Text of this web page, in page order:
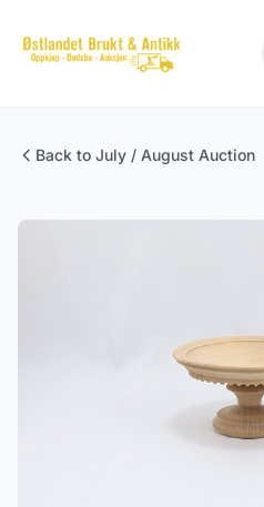
Back to July / August Auction